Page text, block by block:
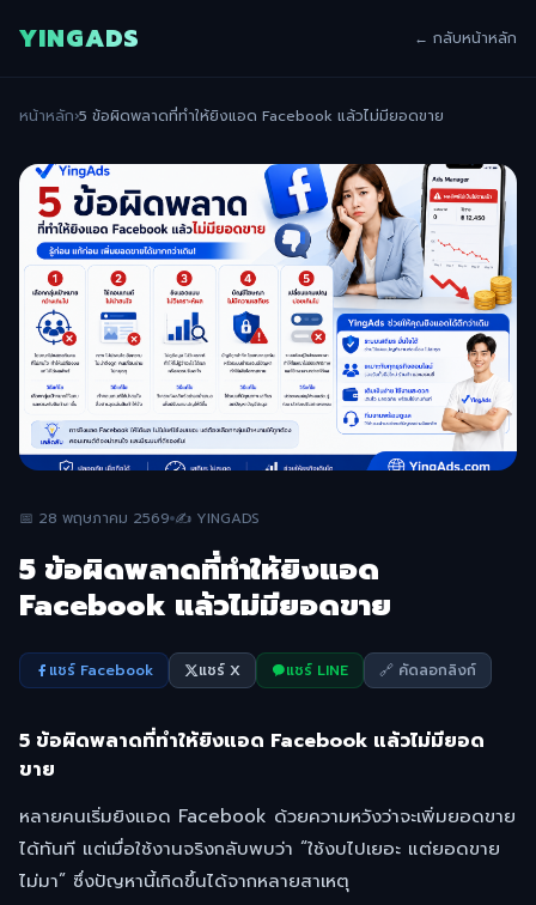
YINGADS ← กลับหน้าหลัก
หน้าหลัก›5 ข้อผิดพลาดที่ทำให้ยิงแอด Facebook แล้วไม่มียอดขาย
📅 28 พฤษภาคม 2569 ✍️ YINGADS
5 ข้อผิดพลาดที่ทำให้ยิงแอด
Facebook แล้วไม่มียอดขาย
แชร์ Facebook แชร์ X แชร์ LINE 🔗 คัดลอกลิงก์
5 ข้อผิดพลาดที่ทำให้ยิงแอด Facebook แล้วไม่มียอด
ขาย
หลายคนเริ่มยิงแอด Facebook ด้วยความหวังว่าจะเพิ่มยอดขาย
ได้ทันที แต่เมื่อใช้งานจริงกลับพบว่า “ใช้งบไปเยอะ แต่ยอดขาย
ไม่มา” ซึ่งปัญหานี้เกิดขึ้นได้จากหลายสาเหตุ